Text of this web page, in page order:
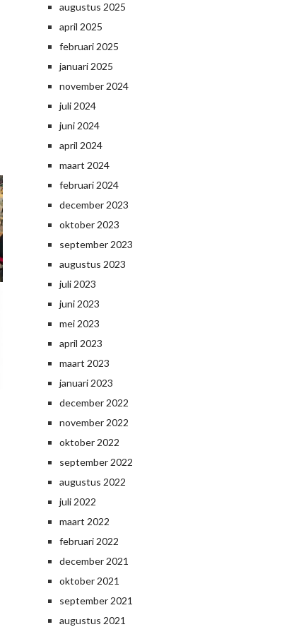
augustus 2025
april 2025
februari 2025
januari 2025
november 2024
juli 2024
juni 2024
april 2024
maart 2024
februari 2024
december 2023
oktober 2023
september 2023
augustus 2023
juli 2023
juni 2023
mei 2023
april 2023
maart 2023
januari 2023
december 2022
november 2022
oktober 2022
september 2022
augustus 2022
juli 2022
maart 2022
februari 2022
december 2021
oktober 2021
september 2021
augustus 2021